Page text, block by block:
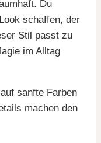
Du
schaffen, der
Stil passt zu
im Alltag
sanfte Farben
machen den